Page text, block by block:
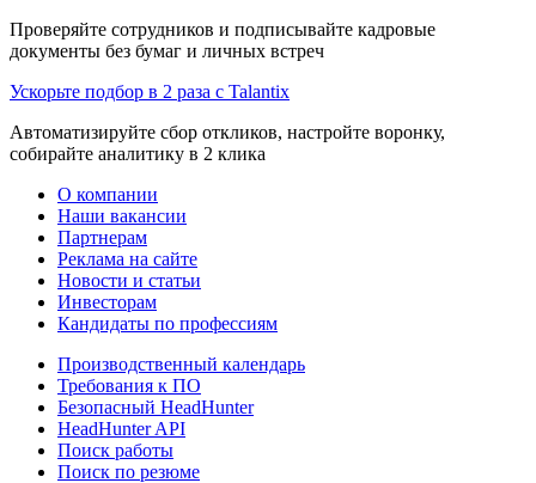
Проверяйте сотрудников и подписывайте кадровые
документы без бумаг и личных встреч
Ускорьте подбор в 2 раза с Talantix
Автоматизируйте сбор откликов, настройте воронку,
собирайте аналитику в 2 клика
О компании
Наши вакансии
Партнерам
Реклама на сайте
Новости и статьи
Инвесторам
Кандидаты по профессиям
Производственный календарь
Требования к ПО
Безопасный HeadHunter
HeadHunter API
Поиск работы
Поиск по резюме